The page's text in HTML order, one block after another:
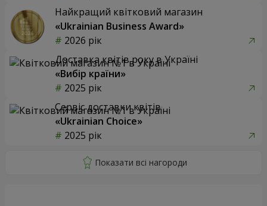
Найкращий квітковий магазин
«Ukrainian Business Award»
2026 рік
Доставка квітів року в Україні
«Вибір країни»
2025 рік
Сервіс доставки квітів
«Ukrainian Choice»
2025 рік